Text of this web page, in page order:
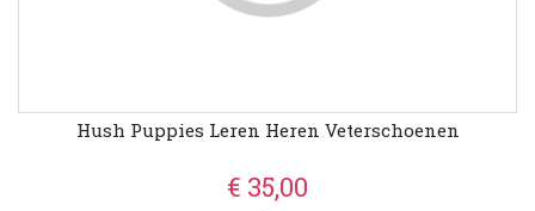
Hush Puppies Leren Heren Veterschoenen
€ 35,00